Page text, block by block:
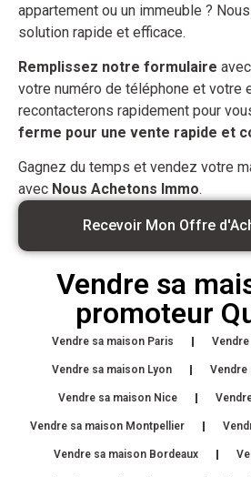
appartement ou un immeuble ?
solution rapide et efficace.
Remplissez notre formulaire
votre numéro de téléphone et votre
recontacterons rapidement pour
ferme pour une vente rapide et
Gagnez du temps et vendez votre
avec Nous Achetons Immo.
Recevoir Mon Offre
Vendre sa
promoteur
Vendre sa maison Paris
Vendre sa maison Lyon Vendre
Vendre sa maison Nice
Vendre sa maison Montpellier
Vendre sa maison Bordeaux